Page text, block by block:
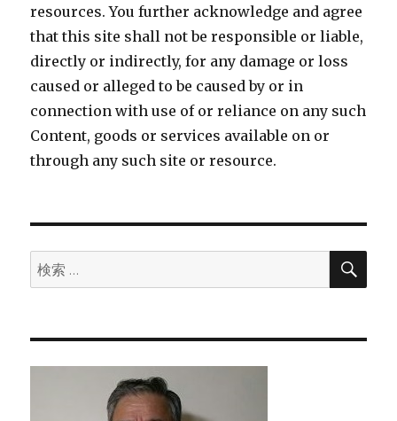
resources. You further acknowledge and agree
that this site shall not be responsible or liable,
directly or indirectly, for any damage or loss
caused or alleged to be caused by or in
connection with use of or reliance on any such
Content, goods or services available on or
through any such site or resource.
検
索:
検